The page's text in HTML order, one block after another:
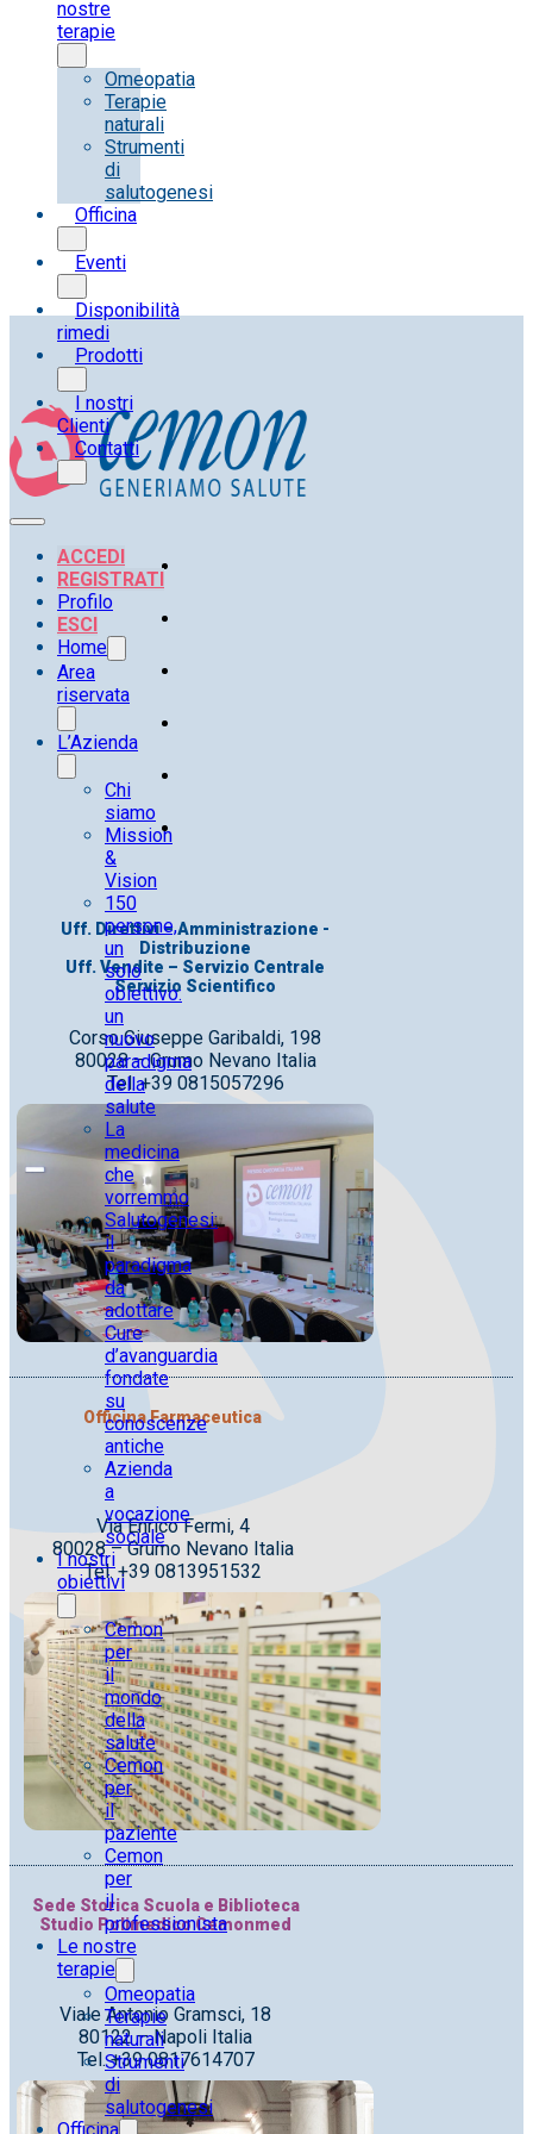
nostre
terapie
Omeopatia
Terapie
naturali
Strumenti
di
salutogenesi
Officina
Eventi
Disponibilità
rimedi
Prodotti
I nostri
Clienti
Contatti
ACCEDI
REGISTRATI
Profilo
ESCI
Home
Area
riservata
L’Azienda
Chi
siamo
Mission
&
Vision
150
persone,
un
solo
obiettivo:
un
nuovo
paradigma
della
salute
La
medicina
che
vorremmo
Salutogenesi:
il
paradigma
da
adottare
Cure
d’avanguardia
fondate
su
conoscenze
antiche
Azienda
a
vocazione
sociale
I nostri
obiettivi
Cemon
per
il
mondo
della
salute
Cemon
per
il
paziente
Cemon
per
il
professionista
Le nostre
terapie
Omeopatia
Terapie
naturali
Strumenti
di
salutogenesi
Uff. Direttivi – Amministrazione -
Distribuzione
Uff. Vendite – Servizio Centrale
Servizio Scientifico
Corso Giuseppe Garibaldi, 198
80028 – Grumo Nevano Italia
Tel. +39 0815057296
Officina Farmaceutica
Via Enrico Fermi, 4
80028 – Grumo Nevano Italia
Tel. +39 0813951532
Sede Storica Scuola e Biblioteca
Studio Polimedico Cemonmed
Viale Antonio Gramsci, 18
80122 – Napoli Italia
Tel. +39 0817614707